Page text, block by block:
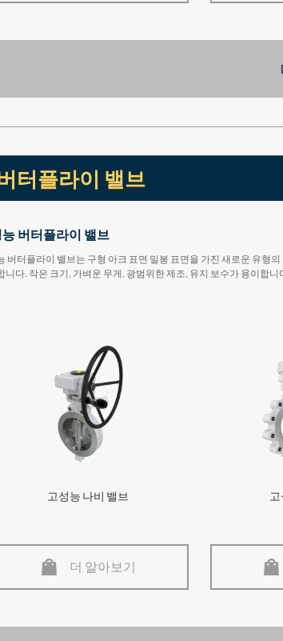
터플라이 밸브
버터플라이 밸브
버터플라이 밸브는 구형 아크 표면 밀봉 표면을 가진 새로운 유형
니다. 작은 크기, 가벼운 무게, 광범위한 제조, 유지 보수가 용이합니
고성능 나비 밸브
더 알아보기